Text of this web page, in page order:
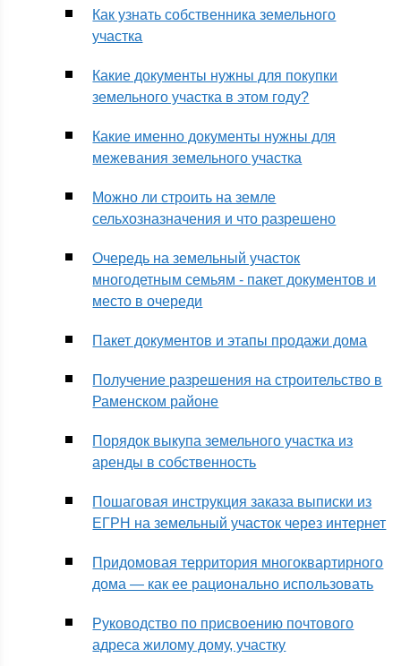
Как узнать собственника земельного
участка
Какие документы нужны для покупки
земельного участка в этом году?
Какие именно документы нужны для
межевания земельного участка
Можно ли строить на земле
сельхозназначения и что разрешено
Очередь на земельный участок
многодетным семьям - пакет документов и
место в очереди
Пакет документов и этапы продажи дома
Получение разрешения на строительство в
Раменском районе
Порядок выкупа земельного участка из
аренды в собственность
Пошаговая инструкция заказа выписки из
ЕГРН на земельный участок через интернет
Придомовая территория многоквартирного
дома — как ее рационально использовать
Руководство по присвоению почтового
адреса жилому дому, участку